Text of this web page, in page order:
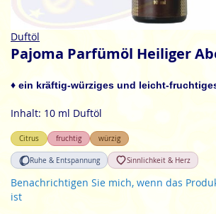
Zum
Anfang
Bildgalerie
springen
Duftöl
Pajoma Parfümöl Heiliger
♦ ein kräftig-würziges und leicht-
Inhalt: 10 ml Duftöl
Citrus fruchtig würzig
Ruhe & Entspannung Sinnlichkeit & Herz
Benachrichtigen Sie mich, wenn das
ist